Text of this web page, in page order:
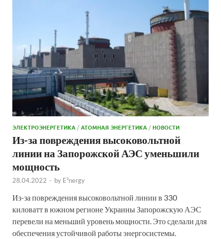
ЭЛЕКТРОЭНЕРГЕТИКА /АТОМНАЯ ЭНЕРГЕТИКА /НОВОСТИ
Из-за повреждения высоковольтной
линии на Запорожской АЭС уменьшили
мощность
28.04.2022 - by E²nergy
Из-за повреждения высоковольтной линии в 330
киловатт в южном регионе Украины Запорожскую АЭС
перевели на меньший уровень мощности. Это сделали для
обеспечения устойчивой работы энергосистемы.